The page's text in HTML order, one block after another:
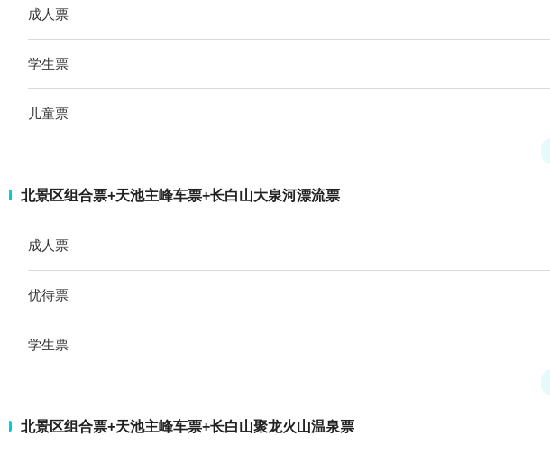
成人票
学生票
儿童票
北景区组合票+天池主峰车票+长白山大泉河漂流票
成人票
优待票
学生票
北景区组合票+天池主峰车票+长白山聚龙火山温泉票